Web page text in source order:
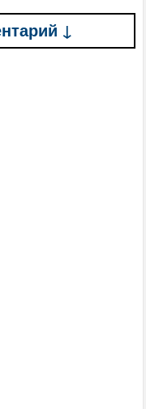
↓